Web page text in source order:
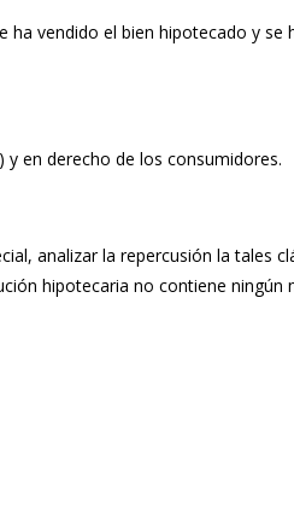
vendido el bien hipotecado y
en derecho de los consumidores.
analizar la repercusión la tales
hipotecaria no contiene ningún